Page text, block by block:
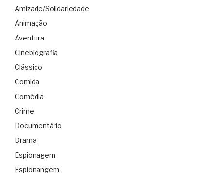
Amizade/Solidariedade
Animação
Aventura
Cinebiografia
Clássico
Comida
Comédia
Crime
Documentário
Drama
Espionagem
Espionangem